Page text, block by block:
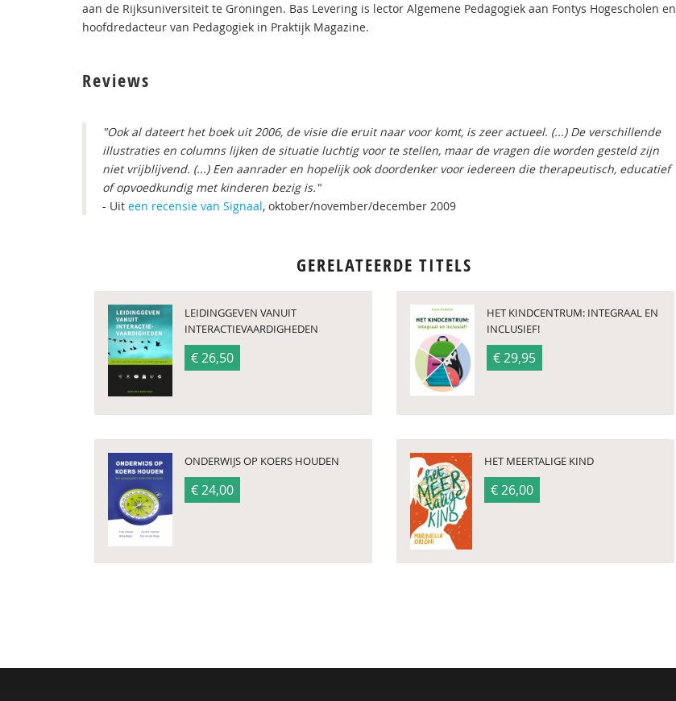
aan de Rijksuniversiteit te Groningen. Bas Levering is lector Algemene Pedagogiek aan Fontys Hogescholen en
hoofdredacteur van Pedagogiek in Praktijk Magazine.
Reviews
"Ook al dateert het boek uit 2006, de visie die eruit naar voor komt, is zeer actueel. (...) De verschillende
illustraties en columns lijken de situatie luchtig voor te stellen, maar de vragen die worden gesteld zijn
niet vrijblijvend. (...) Een aanrader en hopelijk ook doordenker voor iedereen die therapeutisch, educatief
of opvoedkundig met kinderen bezig is."
- Uit een recensie van Signaal, oktober/november/december 2009
GERELATEERDE TITELS
LEIDINGGEVEN VANUIT
INTERACTIEVAARDIGHEDEN
€ 26,50
HET KINDCENTRUM: INTEGRAAL EN
INCLUSIEF!
€ 29,95
ONDERWIJS OP KOERS HOUDEN
€ 24,00
HET MEERTALIGE KIND
€ 26,00